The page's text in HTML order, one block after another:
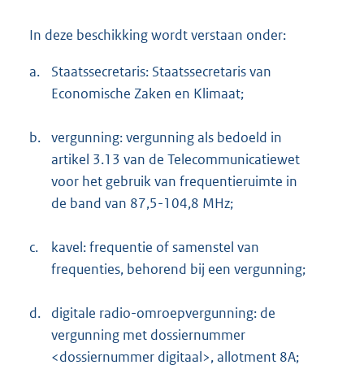
In deze beschikking wordt verstaan onder:
a.
Staatssecretaris: Staatssecretaris van
Economische Zaken en Klimaat;
b. vergunning: vergunning als bedoeld in
artikel 3.13 van de Telecommunicatiewet
voor het gebruik van frequentieruimte in
de band van 87,5-104,8 MHz;
c.
kavel: frequentie of samenstel van
frequenties, behorend bij een vergunning;
d.
digitale radio-omroepvergunning: de
vergunning met dossiernummer
<dossiernummer digitaal>, allotment 8A;